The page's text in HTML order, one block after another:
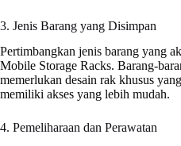
3. Jenis Barang yang Disimpan
Pertimbangkan jenis barang yang
Mobile Storage Racks. Barang-
memerlukan desain rak khusus
memiliki akses yang lebih mudah.
4. Pemeliharaan dan Perawatan